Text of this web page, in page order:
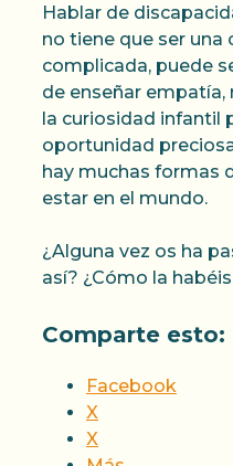
Hablar de
no tiene que ser una
complicada, puede
de enseñar
la curiosidad infantil
oportunidad
hay muchas formas
estar en el mundo.
¿Alguna vez os ha
así? ¿Cómo la
Comparte esto:
Facebook
X
X